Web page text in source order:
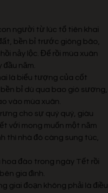
người từ lúc tổ tiên khai
bền bỉ trước giông bão,
nảy lộc. Để rồi mùa xuân
năm.
là biểu tượng của cốt
bỉ dù qua bao gió sương,
vào mùa xuân.
cho sự quý quý, giàu
với mong muốn một năm
thì nhà đó càng sung túc,
hoa đào trong ngày Tết rồi
gia đình.
giai đoạn không phải là điều